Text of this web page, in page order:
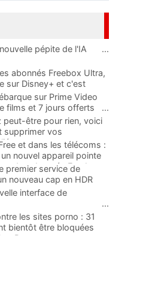
pépite de l'IA ...
abonnés Freebox Ultra,
sur Disney+ et c'est
sur Prime Video
films et 7 jours offerts
...
peut-être pour rien, voici
supprimer vos
...
et dans les télécoms :
nouvel appareil pointe
des abonnés Freebox...
premier service de
nouveau cap en HDR
interface de
...
les sites porno : 31
bientôt être bloquées
et Bouygues